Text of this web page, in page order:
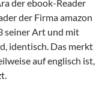
der ebook-Reader
der Firma amazon
seiner Art und mit
identisch. Das merkt
auf englisch ist,